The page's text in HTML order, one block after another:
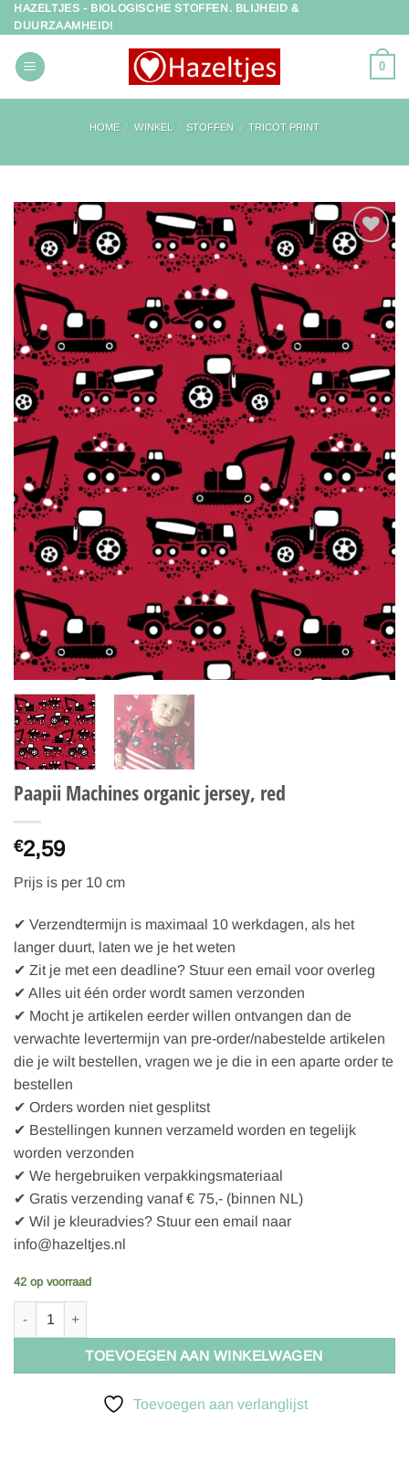
Ga
naar
inhoud
HAZELTJES - BIOLOGISCHE STOFFEN. BLIJHEID &
DUURZAAMHEID!
0
HOME / WINKEL / STOFFEN / TRICOT PRINT
Toevoegen
verlanglijst
Paapii Machines organic jersey, red
€2,59
Prijs is per 10 cm
✔ Verzendtermijn is maximaal 10 werkdagen, als het
langer duurt, laten we je het weten
✔ Zit je met een deadline? Stuur een email voor overleg
✔ Alles uit één order wordt samen verzonden
✔ Mocht je artikelen eerder willen ontvangen dan de
verwachte levertermijn van pre-order/nabestelde artikelen
die je wilt bestellen, vragen we je die in een aparte order te
bestellen
✔ Orders worden niet gesplitst
✔ Bestellingen kunnen verzameld worden en tegelijk
worden verzonden
✔ We hergebruiken verpakkingsmateriaal
✔ Gratis verzending vanaf € 75,- (binnen NL)
✔ Wil je kleuradvies? Stuur een email naar
info@hazeltjes.nl
42 op voorraad
TOEVOEGEN AAN WINKELWAGEN
Toevoegen aan verlanglijst